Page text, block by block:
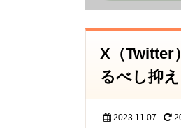
X（Twitter
るべし抑
2023.11.07